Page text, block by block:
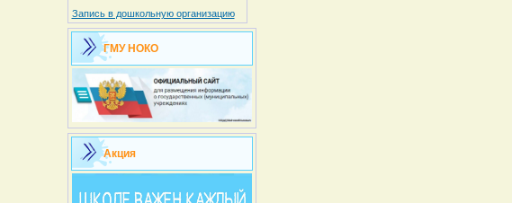
Запись в дошкольную организацию
ГМУ НОКО
Акция